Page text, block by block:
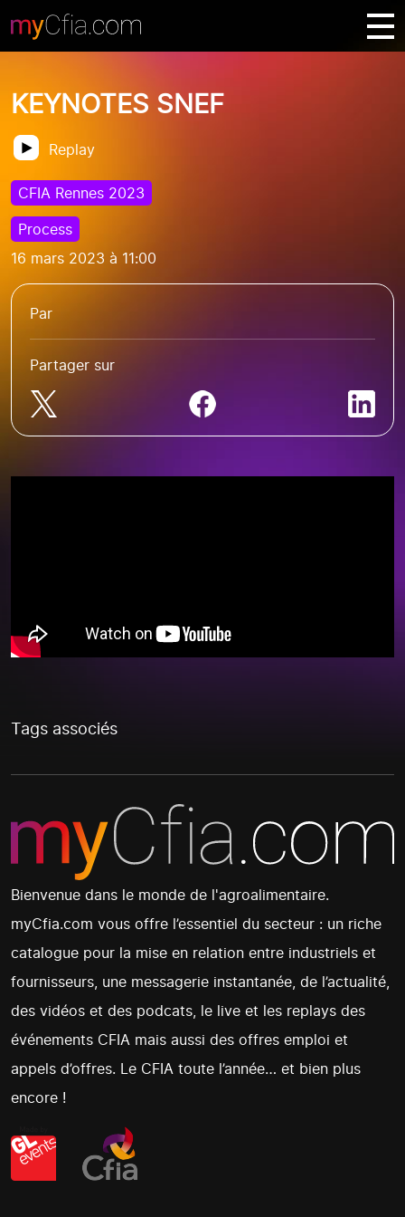
KEYNOTES SNEF
Replay
CFIA Rennes 2023
Process
16 mars 2023 à 11:00
Par
Partager sur
Tags associés
Bienvenue dans le monde de l'agroalimentaire.
myCfia.com vous offre l’essentiel du secteur : un riche
catalogue pour la mise en relation entre industriels et
fournisseurs, une messagerie instantanée, de l’actualité,
des vidéos et des podcats, le live et les replays des
événements CFIA mais aussi des offres emploi et
appels d’offres. Le CFIA toute l’année… et bien plus
encore !